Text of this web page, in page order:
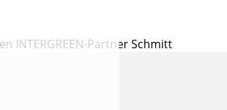
INTERGREEN-Partner Schmitt